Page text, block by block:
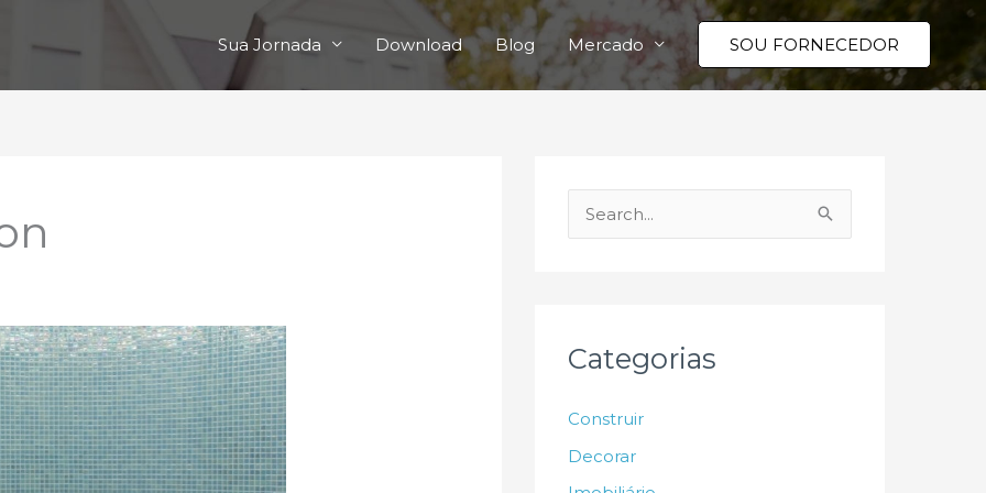
Sua Jornada Download Blog Mercado SOU FORNECEDOR
e
i
r
Categorias
Construir
Decorar